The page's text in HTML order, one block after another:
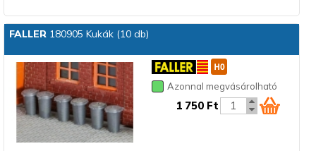
FALLER180905 Kukák (10 db)
Azonnal megvásárolható
1 750 Ft